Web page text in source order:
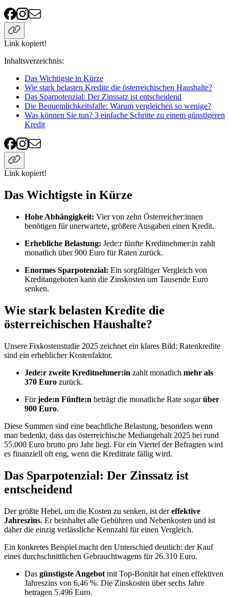
Link kopiert!
Inhaltsverzeichnis:
Das Wichtigste in Kürze
Wie stark belasten Kredite die österreichischen Haushalte?
Das Sparpotenzial: Der Zinssatz ist entscheidend
Die Bequemlichkeitsfalle: Warum vergleichen so wenige?
Was können Sie tun? 3 einfache Schritte zu einem günstigeren
Kredit
Link kopiert!
Das Wichtigste in Kürze
Hohe Abhängigkeit: Vier von zehn Österreicher:innen
benötigen für unerwartete, größere Ausgaben einen Kredit.
Erhebliche Belastung: Jede:r fünfte Kreditnehmer:in zahlt
monatlich über 900 Euro für Raten zurück.
Enormes Sparpotenzial: Ein sorgfältiger Vergleich von
Kreditangeboten kann die Zinskosten um Tausende Euro
senken.
Wie stark belasten Kredite die
österreichischen Haushalte?
Unsere Fixkostenstudie 2025 zeichnet ein klares Bild: Ratenkredite
sind ein erheblicher Kostenfaktor.
Jede:r zweite Kreditnehmer:in zahlt monatlich mehr als
370 Euro zurück.
Fürjede:n Fünfte:n beträgt die monatliche Rate sogarüber
900 Euro.
Diese Summen sind eine beachtliche Belastung, besonders wenn
man bedenkt, dass das österreichische Mediangehalt 2025 bei rund
55.000 Euro brutto pro Jahr liegt. Für ein Viertel der Befragten wird
es finanziell oft eng, wenn die Kreditrate fällig wird.
Das Sparpotenzial: Der Zinssatz ist
entscheidend
Der größte Hebel, um die Kosten zu senken, ist dereffektive
Jahreszins. Er beinhaltet alle Gebühren und Nebenkosten und ist
daher die einzig verlässliche Kennzahl für einen Vergleich.
Ein konkretes Beispiel macht den Unterschied deutlich: der Kauf
eines durchschnittlichen Gebrauchtwagens für 26.310 Euro.
Das günstigste Angebot mit Top-Bonität hat einen effektiven
Jahreszins von 6,46 %. Die Zinskosten über sechs Jahre
betragen 5.496 Euro.